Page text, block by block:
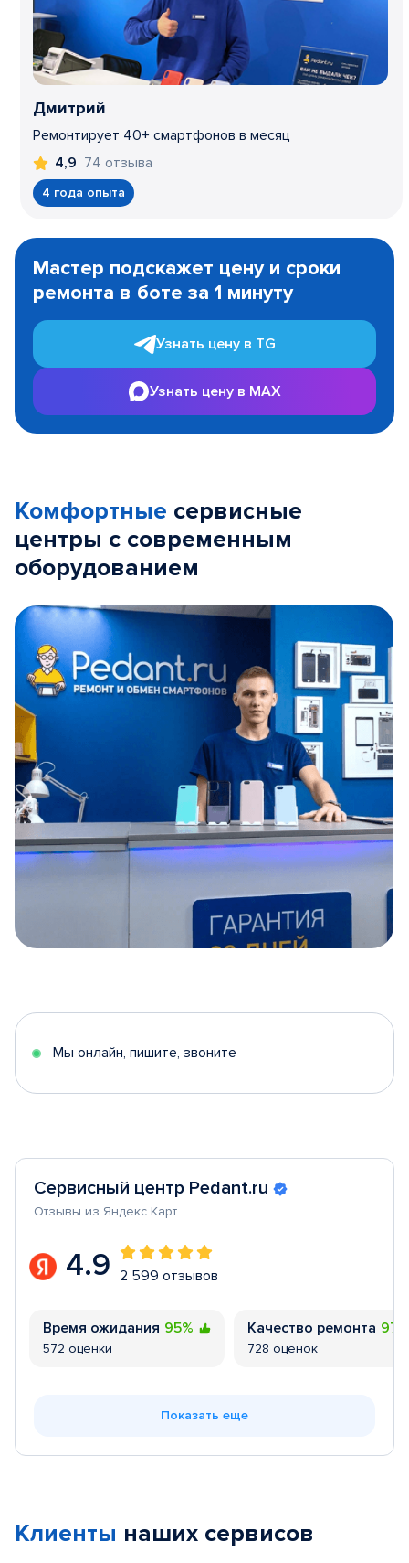
Дмитрий
Ремонтирует 40+ смартфонов в месяц
4,9 74 отзыва
4 года опыта
1
Мастер подскажет цену и сроки
ремонта в боте за 1 минуту
Узнать цену в TG
Узнать цену в MAX
Комфортные сервисные
центры с современным
оборудованием
5
Мы онлайн, пишите, звоните
Сервисный центр Pedant.ru
Отзывы из Яндекс Карт
4.9 2 599 отзывов
Время ожидания 95%
572 оценки
Качество ремонта
728 оценок
Показать еще
Клиенты наших сервисов